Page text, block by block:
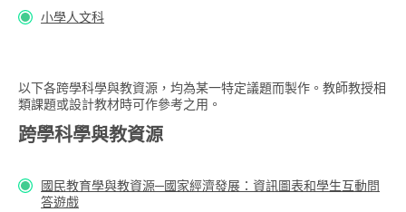
小學人文科
以下各跨學科學與教資源，均為某一特定議題而製作。教師教授相
類課題或設計教材時可作參考之用。
跨學科學與教資源
國民教育學與教資源─國家經濟發展：資訊圖表和學生互動問
答遊戲